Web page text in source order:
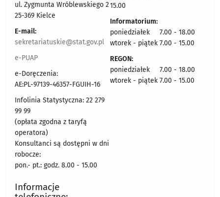
ul. Zygmunta Wróblewskiego 2
25-369 Kielce
E-mail:
sekretariatuskie@stat.gov.pl
e-PUAP
e-Doręczenia:
AE:PL-97139-46357-FGUIH-16
Infolinia Statystyczna: 22 279
99 99
(opłata zgodna z taryfą
operatora)
Konsultanci są dostępni w dni
robocze:
pon.- pt.: godz. 8.00 - 15.00
15.00
Informatorium:
poniedziałek 7.00 - 18.00
wtorek - piątek 7.00 - 15.00
REGON:
poniedziałek 7.00 - 18.00
wtorek - piątek 7.00 - 15.00
Informacje